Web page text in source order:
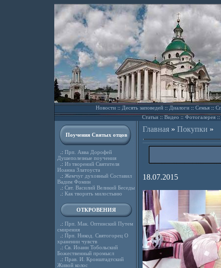
Новости::Десять заповедей::Диалоги::Семья::
Статьи::Видео ::Фотогалерея::
Поучения Святых отцов
.: Прп. Авва Дорофей
Душеполезные поучения
.: Из творений Святителя
Иоанна Златоуста
.: Жемчуг духовный Составил
Вадим Фомин
.: Свт. Василий Великий Беседы
.: Как творить милостыню
ОТКРОВЕНИЯ
.: Прп. Мак. Оптинский Путем
смирения
.: Прп. Никод. Святогорец О
хранении чувств
.: Св. Иоанн Тобольский
Божественный промысл
.: Прав. И. Кронштадтский
Живой колос
Главная» Покупки »
18.07.2015